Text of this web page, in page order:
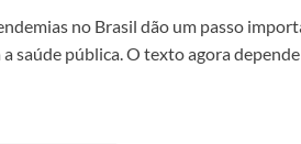
no Brasil dão um passo
saúde pública. O texto agora